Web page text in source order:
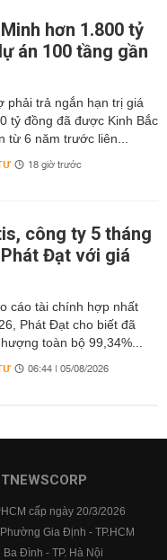
hơn 1.800 tỷ
án 100 tầng gần
tỷ đồng đã được Kinh Bắc
từ 6 năm trước liên...
18 giờ trước
công ty 5 tháng
Đạt với giá
cáo tài chính hợp nhất
Phát Đạt cho biết đã
toàn bộ 99,34%...
06:44 | 05/08/2026
cấp ngày 20/3/2026
Gia Định - TP.HCM
Đình - TP. Hà Nội